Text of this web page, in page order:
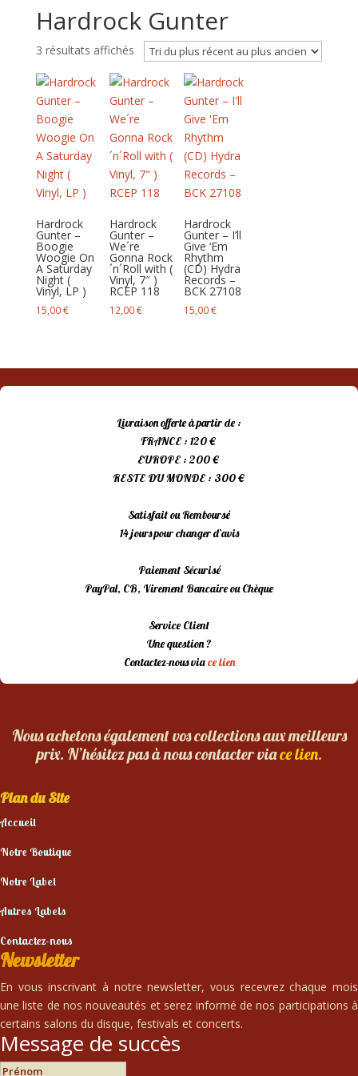
Hardrock Gunter
3 résultats affichésTrié
plus
récent
au
plus
ancien
Hardrock
Gunter –
Boogie
Woogie On
A Saturday
Night (
Vinyl, LP )
15,00€
Hardrock
Gunter –
We´re
Gonna Rock
´n´Roll with (
Vinyl, 7″ )
RCEP 118
12,00€
Hardrock
Gunter – I’ll
Give ‘Em
Rhythm
(CD) Hydra
Records –
BCK 27108
15,00€
Livraison offerte à partir de :
FRANCE : 120 €
EUROPE : 200 €
RESTE DU MONDE : 300 €
Satisfait ou Remboursé
14 jours pour changer d’avis
Paiement Sécurisé
PayPal, CB, Virement Bancaire ou Chèque
Service Client
Une question ?
Contactez-nous viace lien
Nous achetons également vos collections aux meilleurs
prix. N’hésitez pas à nous contacter viace lien.
Plan du Site
Accueil
Notre Boutique
Notre Label
Autres Labels
Contactez-nous
Newsletter
En vous inscrivant à notre newsletter, vous recevrez chaque mois
une liste de nos nouveautés et serez informé de nos participations à
certains salons du disque, festivals et concerts.
Message de succès